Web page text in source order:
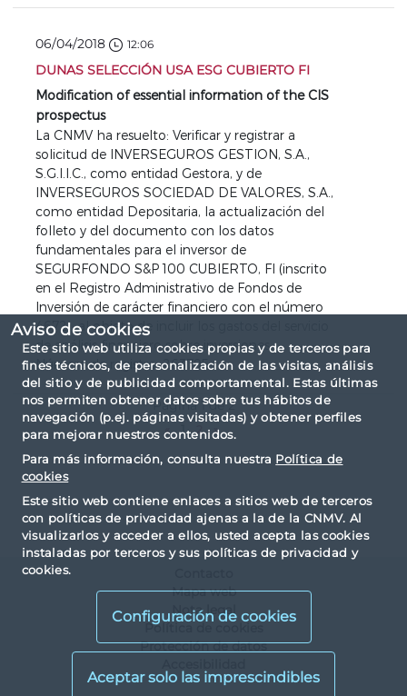
Aviso de cookies
Este sitio web utiliza cookies propias y de terceros para
fines técnicos, de personalización de las visitas, análisis
del sitio y de publicidad comportamental. Estas últimas
nos permiten obtener datos sobre tus hábitos de
navegación (p.ej. páginas visitadas) y obtener perfiles
para mejorar nuestros contenidos.
Para más información, consulta nuestra Política de
cookies
Este sitio web contiene enlaces a sitios web de terceros
con políticas de privacidad ajenas a la de la CNMV. Al
visualizarlos y acceder a ellos, usted acepta las cookies
instaladas por terceros y sus políticas de privacidad y
cookies.
Configuración de cookies
06/04/2018 12:06
DUNAS SELECCIÓN USA ESG CUBIERTO FI
Modification of essential information of the CIS
prospectus
La CNMV ha resuelto: Verificar y registrar a
solicitud de INVERSEGUROS GESTION, S.A.,
S.G.I.I.C., como entidad Gestora, y de
INVERSEGUROS SOCIEDAD DE VALORES, S.A.,
como entidad Depositaria, la actualización del
folleto y del documento con los datos
fundamentales para el inversor de
SEGURFONDO S&P 100 CUBIERTO, FI (inscrito
en el Registro Administrativo de Fondos de
Inversión de carácter financiero con el número
4672), al objeto de incluir los gastos del servicio
de análisis financiero sobre inversiones.
Número de registro: 263795
Página 1 de 2
« 1 2 »
Mapa web
Nota legal
Política de cookies
Protección de datos